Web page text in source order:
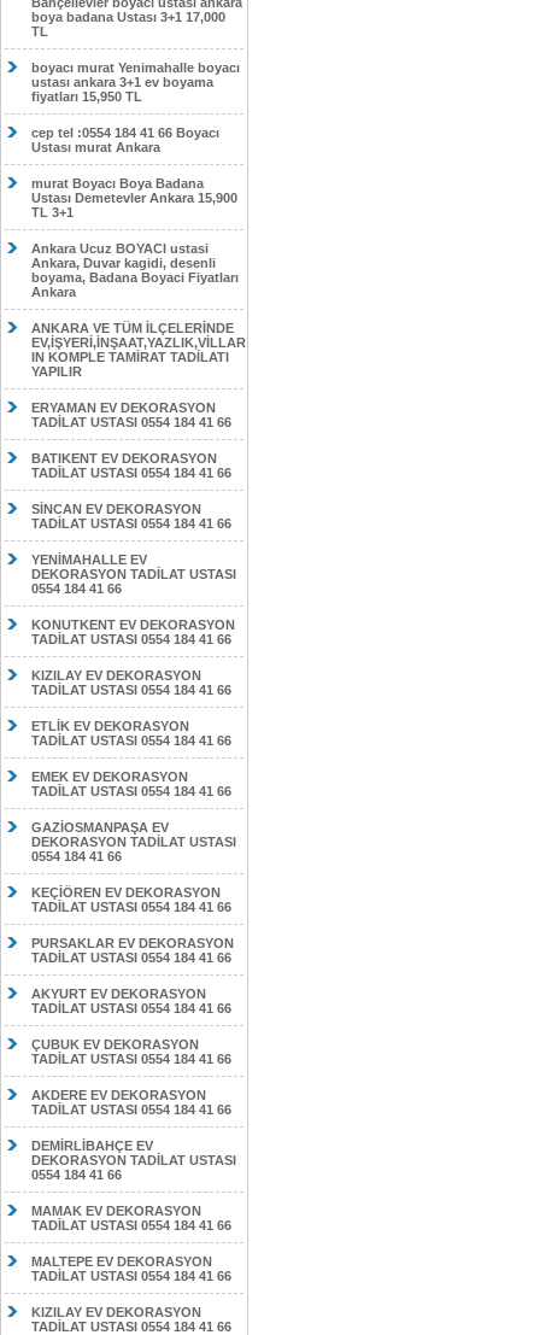
boya badana Ustası 3+1 17,000
TL
boyacı murat Yenimahalle boyacı
ustası ankara 3+1 ev boyama
fiyatları 15,950 TL
cep tel :0554 184 41 66 Boyacı
Ustası murat Ankara
murat Boyacı Boya Badana
Ustası Demetevler Ankara 15,900
TL 3+1
Ankara Ucuz BOYACI ustasi
Ankara, Duvar kagidi, desenli
boyama, Badana Boyaci Fiyatları
Ankara
ANKARA VE TÜM İLÇELERİNDE
EV,İŞYERİ,İNŞAAT,YAZLIK,VİLLAR
IN KOMPLE TAMİRAT TADİLATI
YAPILIR
ERYAMAN EV DEKORASYON
TADİLAT USTASI 0554 184 41 66
BATIKENT EV DEKORASYON
TADİLAT USTASI 0554 184 41 66
SİNCAN EV DEKORASYON
TADİLAT USTASI 0554 184 41 66
YENİMAHALLE EV
DEKORASYON TADİLAT USTASI
0554 184 41 66
KONUTKENT EV DEKORASYON
TADİLAT USTASI 0554 184 41 66
KIZILAY EV DEKORASYON
TADİLAT USTASI 0554 184 41 66
ETLİK EV DEKORASYON
TADİLAT USTASI 0554 184 41 66
EMEK EV DEKORASYON
TADİLAT USTASI 0554 184 41 66
GAZİOSMANPAŞA EV
DEKORASYON TADİLAT USTASI
0554 184 41 66
KEÇİÖREN EV DEKORASYON
TADİLAT USTASI 0554 184 41 66
PURSAKLAR EV DEKORASYON
TADİLAT USTASI 0554 184 41 66
AKYURT EV DEKORASYON
TADİLAT USTASI 0554 184 41 66
ÇUBUK EV DEKORASYON
TADİLAT USTASI 0554 184 41 66
AKDERE EV DEKORASYON
TADİLAT USTASI 0554 184 41 66
DEMİRLİBAHÇE EV
DEKORASYON TADİLAT USTASI
0554 184 41 66
MAMAK EV DEKORASYON
TADİLAT USTASI 0554 184 41 66
MALTEPE EV DEKORASYON
TADİLAT USTASI 0554 184 41 66
KIZILAY EV DEKORASYON
TADİLAT USTASI 0554 184 41 66